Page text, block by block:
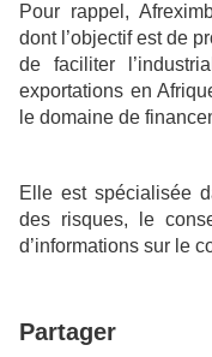
Pour rappel,
dont l’objectif est de
de faciliter
exportations en
le domaine de
Elle est spécialisée
des risques, le
d’informations sur le
Partager